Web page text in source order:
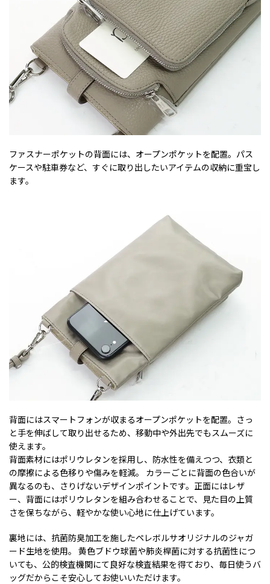
ファスナーポケットの背面には、オープンポケットを配置。パス
ケースや駐車券など、すぐに取り出したいアイテムの収納に重宝し
ます。
背面にはスマートフォンが収まるオープンポケットを配置。さっ
と手を伸ばして取り出せるため、移動中や外出先でもスムーズに
使えます。
背面素材にはポリウレタンを採用し、防水性を備えつつ、衣類と
の摩擦による色移りや傷みを軽減。 カラーごとに背面の色合いが
異なるのも、さりげないデザインポイントです。正面にはレザ
ー、背面にはポリウレタンを組み合わせることで、見た目の上質
さを保ちながら、軽やかな使い心地に仕上げています。
裏地には、抗菌防臭加工を施したペレボルサオリジナルのジャガ
ード生地を使用。 黄色ブドウ球菌や肺炎桿菌に対する抗菌性につ
いても、公的検査機関にて良好な検査結果を得ており、毎日使うバ
ッグだからこそ安心してお使いいただけます。